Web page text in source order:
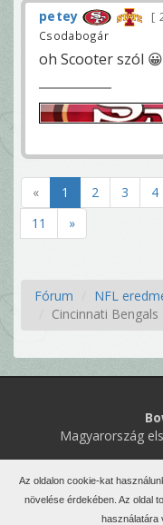
petey
Csodabogár
oh Scooter szól 😀
« 1 2 3 4
11
»
Fórum
NFL
Cincinnati
Magyarország
4
Minden jog fenntartva.
Az oldalon cookie-kat
növelése érdekében. Az oldal
használatára